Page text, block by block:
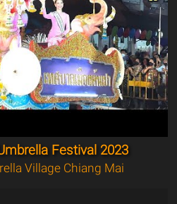
Festival 2023
Village Chiang Mai